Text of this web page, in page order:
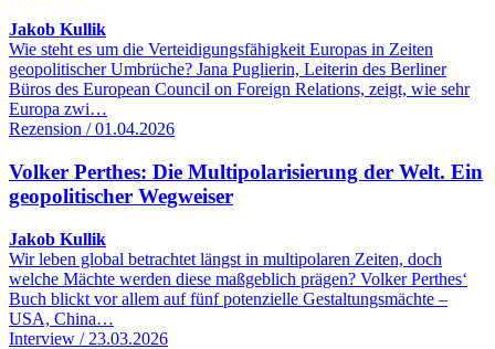
Jakob Kullik
Wie steht es um die Verteidigungsfähigkeit Europas in Zeiten
geopolitischer Umbrüche? Jana Puglierin, Leiterin des Berliner
Büros des European Council on Foreign Relations, zeigt, wie sehr
Europa zwi…
Rezension / 01.04.2026
Volker Perthes: Die Multipolarisierung der Welt. Ein
geopolitischer Wegweiser
Jakob Kullik
Wir leben global betrachtet längst in multipolaren Zeiten, doch
welche Mächte werden diese maßgeblich prägen? Volker Perthes‘
Buch blickt vor allem auf fünf potenzielle Gestaltungsmächte –
USA, China…
Interview / 23.03.2026